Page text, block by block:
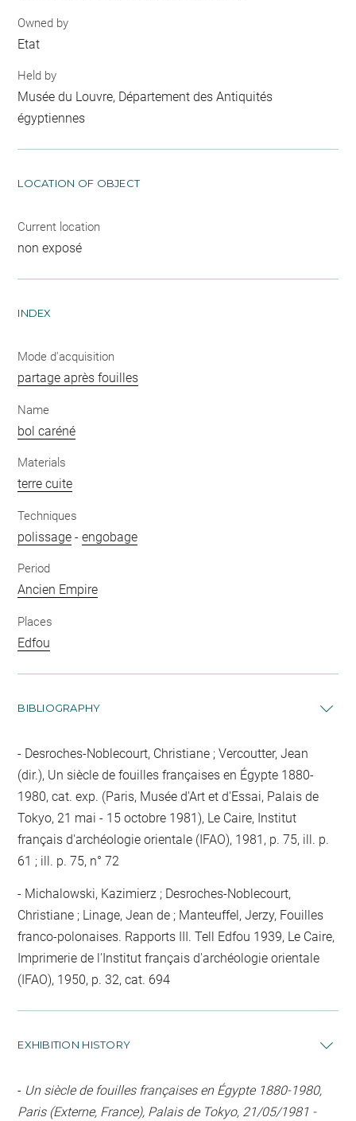
Owned by
Etat
Held by
Musée du Louvre, Département des Antiquités
égyptiennes
LOCATION OF OBJECT
Current location
non exposé
INDEX
Mode d'acquisition
partage après fouilles
Name
bol caréné
Materials
terre cuite
Techniques
polissage -engobage
Period
Ancien Empire
Places
Edfou
BIBLIOGRAPHY
Desroches-Noblecourt, Christiane ; Vercoutter, Jean
(dir.), Un siècle de fouilles françaises en Égypte 1880-
1980, cat. exp. (Paris, Musée d'Art et d'Essai, Palais de
Tokyo, 21 mai - 15 octobre 1981), Le Caire, Institut
français d'archéologie orientale (IFAO), 1981, p. 75, ill. p.
61 ; ill. p. 75, n° 72
Michalowski, Kazimierz ; Desroches-Noblecourt,
Christiane ; Linage, Jean de ; Manteuffel, Jerzy, Fouilles
franco-polonaises. Rapports III. Tell Edfou 1939, Le Caire,
Imprimerie de l'Institut français d'archéologie orientale
(IFAO), 1950, p. 32, cat. 694
EXHIBITION HISTORY
- Un siècle de fouilles françaises en Égypte 1880-1980,
Paris (Externe, France), Palais de Tokyo, 21/05/1981 -